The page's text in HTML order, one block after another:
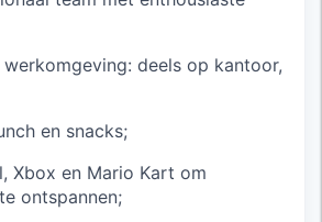
werkomgeving: deels op kantoor,
en snacks;
Xbox en Mario Kart om
ontspannen;